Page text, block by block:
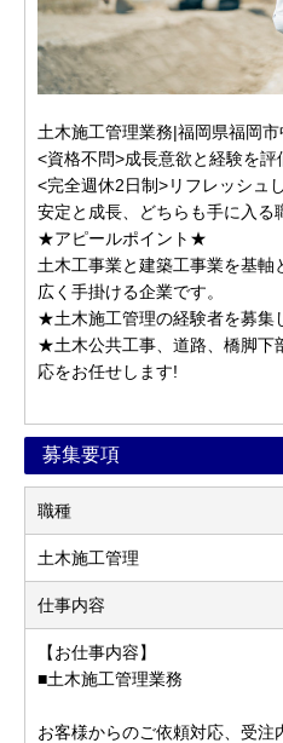
土木施工管理業務|福岡県福岡
<資格不問>成長意欲と経験を評
<完全週休2日制>リフレッシュ
安定と成長、どちらも手に入る
★アピールポイント★
土木工事業と建築工事業を基
広く手掛ける企業です。
★土木施工管理の経験者を募集
★土木公共工事、道路、橋脚下
応をお任せします!
募集要項
職種
土木施工管理
仕事内容
【お仕事内容】
■土木施工管理業務
お客様からのご依頼対応、受注